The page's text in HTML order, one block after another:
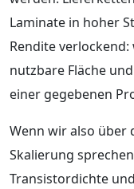
Laminate in hoher
Rendite
nutzbare Fläche
einer gegebenen
Wenn wir also über
Skalierung
Transistordichte